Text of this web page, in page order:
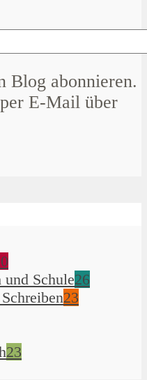
Blog abonnieren.
E-Mail über
und Schule26
23
23